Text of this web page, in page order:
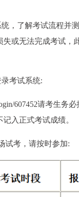
，了解考试流程并
或无法完成考试
考试系统:
607452请考生
入正式考试成绩。
试考，请按时参加: